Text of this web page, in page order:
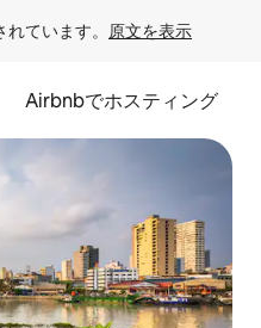
ています。 原文を表示
Airbnbでホスティング